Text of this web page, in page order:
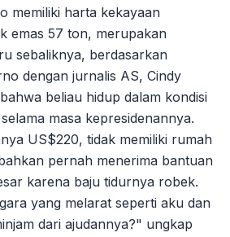
memiliki harta kekayaan
emas 57 ton, merupakan
sebaliknya, berdasarkan
dengan jurnalis AS, Cindy
beliau hidup dalam kondisi
masa kepresidenannya.
US$220, tidak memiliki rumah
pernah menerima bantuan
karena baju tidurnya robek.
yang melarat seperti aku dan
dari ajudannya?" ungkap